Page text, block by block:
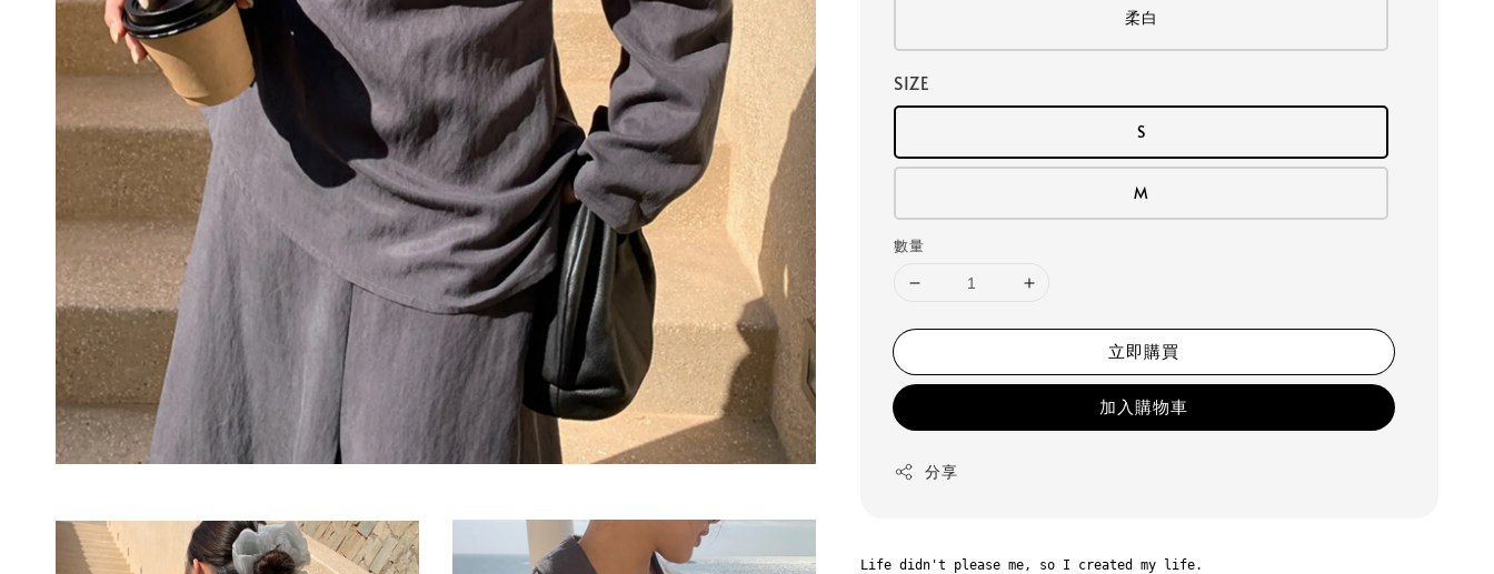
柔白
SIZE
S
M
數量
立即購買
加入購物車
分享
Life didn't please me, so I created my life.